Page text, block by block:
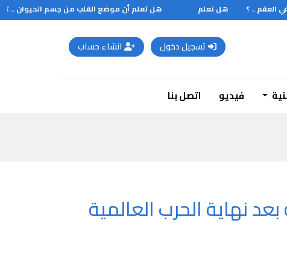
العقم .. ؟ هل تعلم هل تعلم أن موضع القلب من جسم الحيوان .. ؟
تسجيل دخول انشاء حساب
فيديو اتصل بنا
نهاية الحرب العالمية